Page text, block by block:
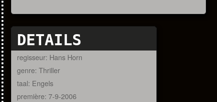
DETAILS
regisseur: Hans Horn
genre: Thriller
taal: Engels
première: 7-9-2006